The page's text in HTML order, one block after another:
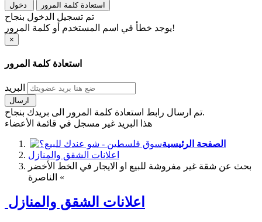
استعادة كلمة المرور
تم تسجيل الدخول بنجاح
يوجد خطأ في اسم المستخدم أو كلمة المرور!
×
استعادة كلمة المرور
البريد
تم ارسال رابط استعادة كلمة المرور الى بريدك بنجاح.
هذا البريد غير مسجل في قائمة الأعضاء
الصفحة الرئيسية
اعلانات الشقق والمنازل
بحث عن شقة غير مفروشة للبيع او الايجار في الخط الأخضر
» الناصرة
اعلانات الشقق والمنازل